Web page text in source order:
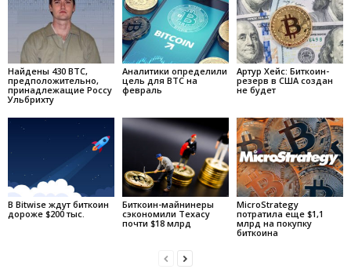
Найдены 430 BTC,
предположительно,
принадлежащие Россу
Ульбрихту
Аналитики определили
цель для BTC на
февраль
Артур Хейс: Биткоин-
резерв в США создан
не будет
В Bitwise ждут биткоин
дороже $200 тыс.
Биткоин-майнинеры
сэкономили Техасу
почти $18 млрд
MicroStrategy
потратила еще $1,1
млрд на покупку
биткоина